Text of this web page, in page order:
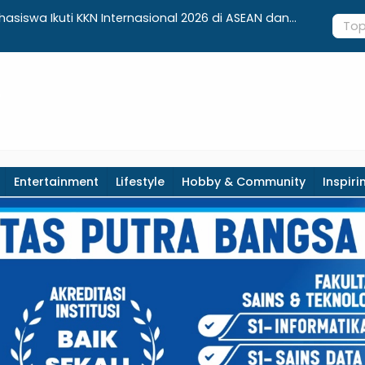
Smart Parking: Mahasiswa UPB Unjuk Gigi Lewat
Apotek
Entertainment Lifestyle Hobby & Community